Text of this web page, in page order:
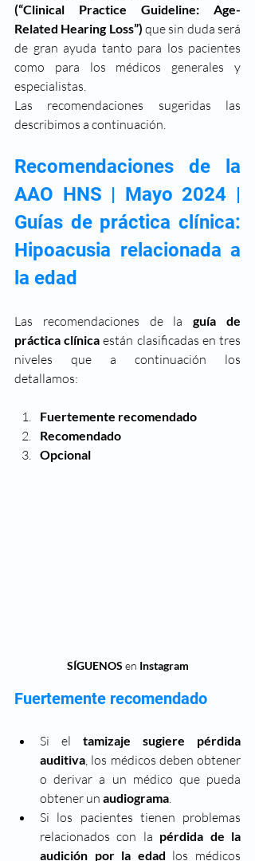
(“Clinical Practice Guideline: Age-
Related Hearing Loss”) que sin duda será
de gran ayuda tanto para los pacientes
como para los médicos generales y
especialistas.
Las recomendaciones sugeridas las
describimos a continuación.
Recomendaciones de la
AAO HNS | Mayo 2024 |
Guías de práctica clínica:
Hipoacusia relacionada a
la edad
Las recomendaciones de la guía de
práctica clínica están clasificadas en tres
niveles que a continuación los
detallamos:
Fuertemente recomendado
Recomendado
Opcional
SÍGUENOS en Instagram
Fuertemente recomendado
Si el tamizaje sugiere pérdida
auditiva , los médicos deben obtener
o derivar a un médico que pueda
obtener un audiograma
Si los pacientes tienen problemas
relacionados con la pérdida de la
audición por la edad los médicos